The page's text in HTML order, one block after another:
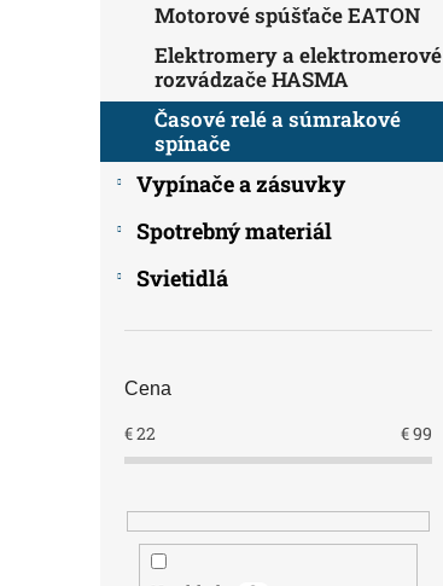
Motorové spúšťače EATON
Elektromery a elektromerové
rozvádzače HASMA
Časové relé a súmrakové
spínače
Vypínače a zásuvky
Spotrebný materiál
Svietidlá
Cena
€22 €99